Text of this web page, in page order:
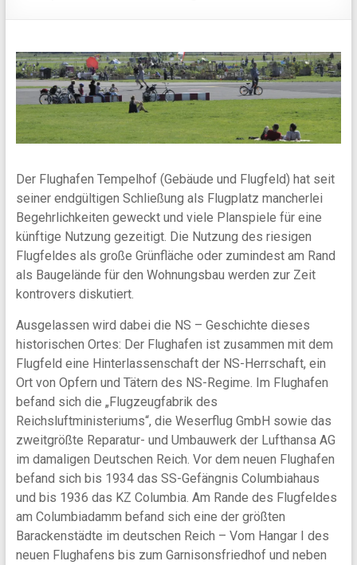
Der Flughafen Tempelhof (Gebäude und Flugfeld) hat seit
seiner endgültigen Schließung als Flugplatz mancherlei
Begehrlichkeiten geweckt und viele Planspiele für eine
künftige Nutzung gezeitigt. Die Nutzung des riesigen
Flugfeldes als große Grünfläche oder zumindest am Rand
als Baugelände für den Wohnungsbau werden zur Zeit
kontrovers diskutiert.
Ausgelassen wird dabei die NS – Geschichte dieses
historischen Ortes: Der Flughafen ist zusammen mit dem
Flugfeld eine Hinterlassenschaft der NS-Herrschaft, ein
Ort von Opfern und Tätern des NS-Regime. Im Flughafen
befand sich die „Flugzeugfabrik des
Reichsluftministeriums“, die Weserflug GmbH sowie das
zweitgrößte Reparatur- und Umbauwerk der Lufthansa AG
im damaligen Deutschen Reich. Vor dem neuen Flughafen
befand sich bis 1934 das SS-Gefängnis Columbiahaus
und bis 1936 das KZ Columbia. Am Rande des Flugfeldes
am Columbiadamm befand sich eine der größten
Barackenstädte im deutschen Reich – Vom Hangar I des
neuen Flughafens bis zum Garnisonsfriedhof und neben